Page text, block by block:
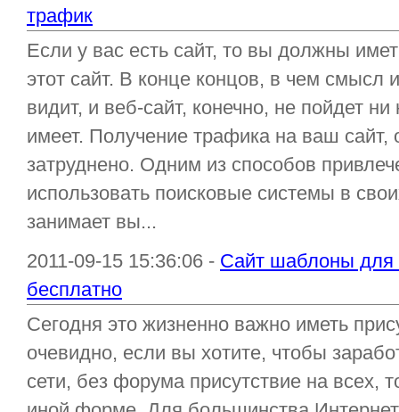
трафик
Если у вас есть сайт, то вы должны
этот сайт. В конце концов, в чем смысл
видит, и веб-сайт, конечно, не пойдет
имеет. Получение трафика на ваш сайт,
затруднено. Одним из способов
использовать поисковые системы в
занимает вы...
2011-09-15 15:36:06 - Сайт шаблоны для
бесплатно
Сегодня это жизненно важно иметь
очевидно, если вы хотите, чтобы
сети, без форума присутствие на всех,